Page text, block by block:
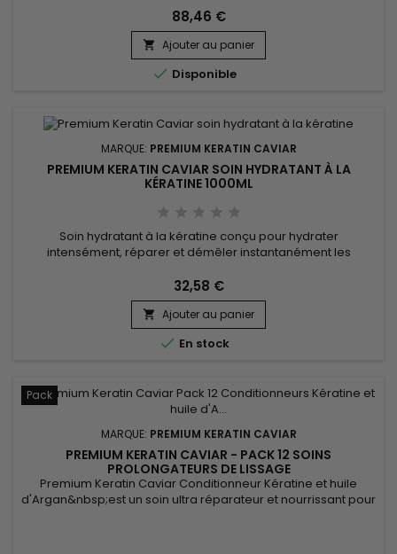
durable. Le kit comprend l'Activ Shampoo pour un nettoyage
intense qui prépare les cheveux au lissage, suivi du Revitaliz
System riche en kératine, cacao, huile de coco et camélia,...
88,46 €
 Ajouter au panier
 Disponible
MARQUE: PREMIUM KERATIN CAVIAR
PREMIUM KERATIN CAVIAR SOIN HYDRATANT À LA
KÉRATINE 1000ML
Soin hydratant à la kératine conçu pour hydrater
intensément, réparer et démêler instantanément les
Keratin Caviar Soin Hydratant à la Kératine associe la Phyto-
Kératine, le Panthénol et l'Huile d'Argan pour restaurer la
douceur, renforcer la fibre capillaire, faciliter le coiffage et
révéler...
32,58 €
 Ajouter au panier
 En stock
Pack
MARQUE: PREMIUM KERATIN CAVIAR
PREMIUM KERATIN CAVIAR - PACK 12 SOINS
PROLONGATEURS DE LISSAGE
Premium Keratin Caviar Conditionneur Kératine et huile
d'Argan&nbsp;est un soin ultra réparateur et nourrissant pour